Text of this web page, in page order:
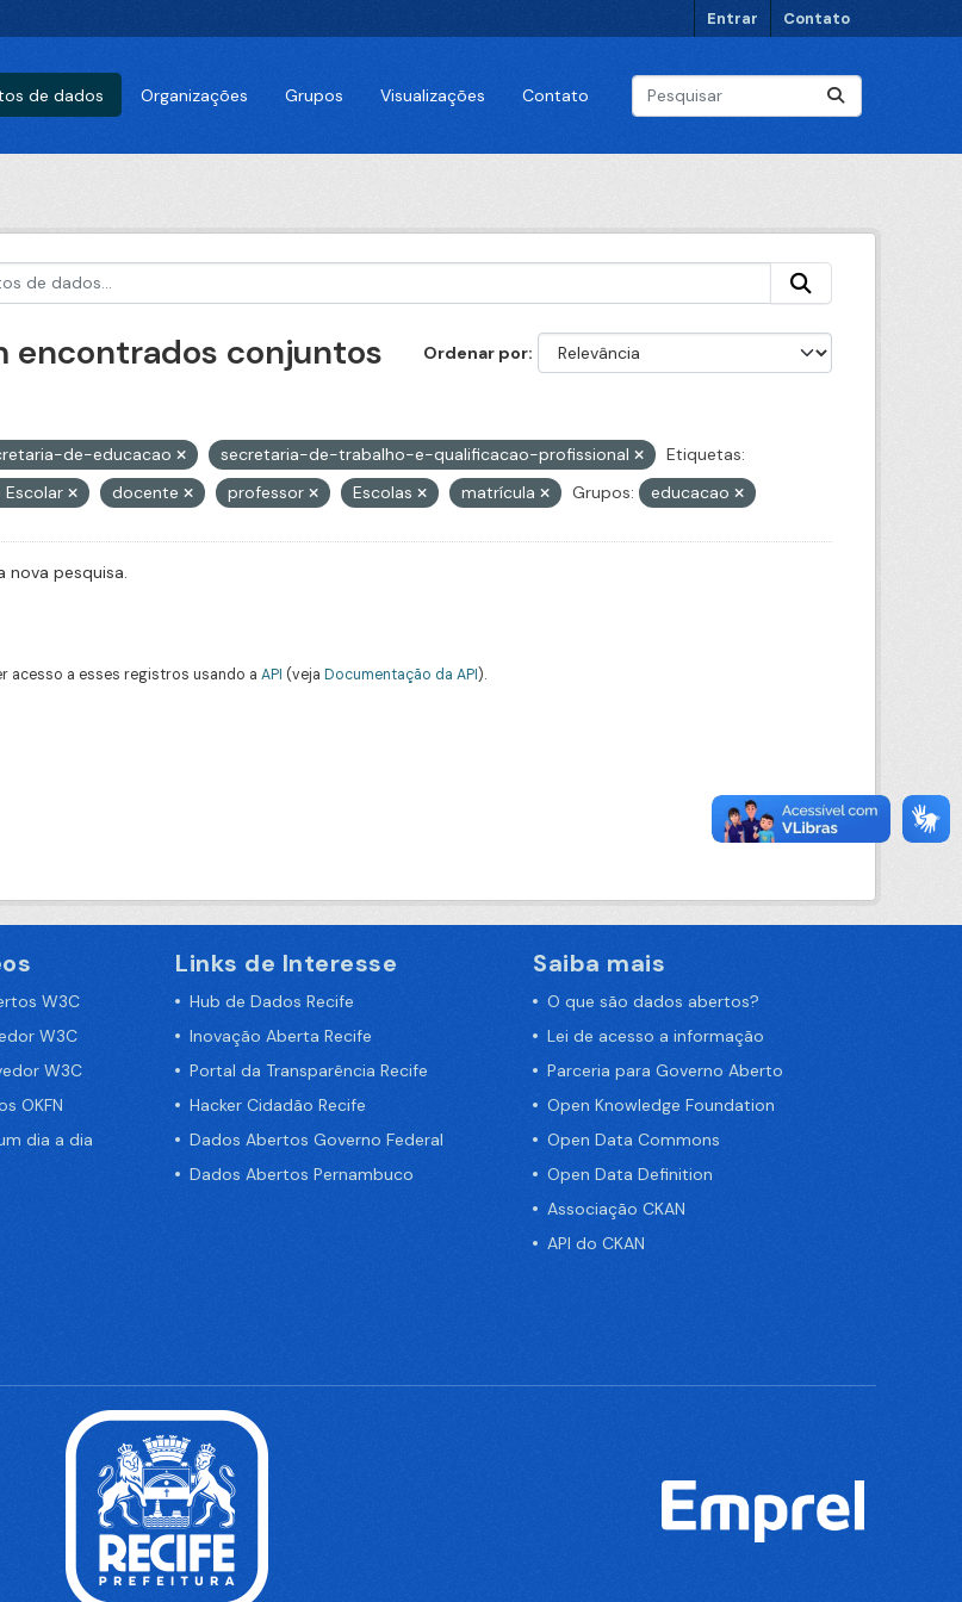
Entrar Contato
de dados Organizações Grupos Visualizações Contato
Ordenar por
encontrados conjuntos
de-educacao secretaria-de-trabalho-e-qualificacao-profissional
Etiquetas:
Escolar docente professor Escolas matrícula Grupos: educacao
nova pesquisa.
acesso a esses registros usando a API (veja Documentação da API).
W3C
W3C
W3C
OKFN
dia a dia
Links de Interesse
Hub de Dados Recife
Inovação Aberta Recife
Portal da Transparência Recife
Hacker Cidadão Recife
Dados Abertos Governo Federal
Dados Abertos Pernambuco
Saiba mais
O que são dados abertos?
Lei de acesso a informação
Parceria para Governo Aberto
Open Knowledge Foundation
Open Data Commons
Open Data Definition
Associação CKAN
API do CKAN